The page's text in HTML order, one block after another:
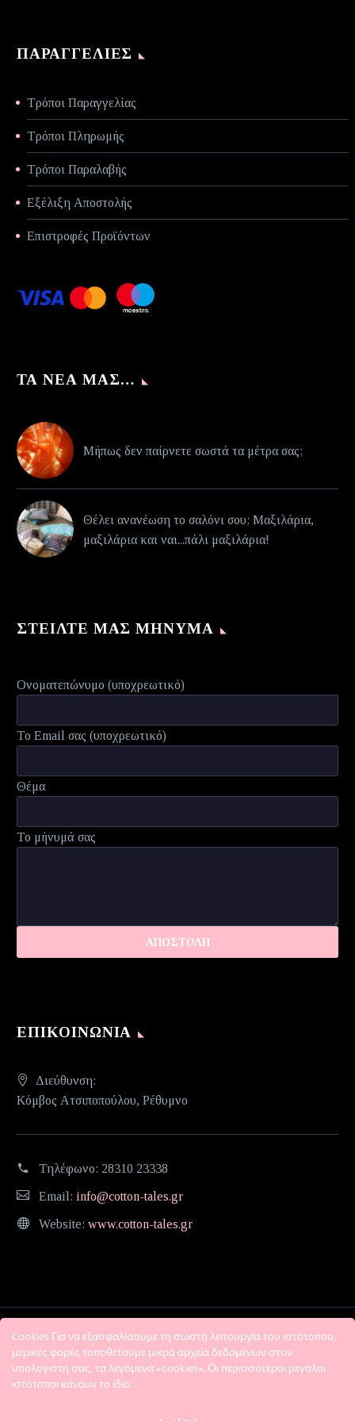
ΠΑΡΑΓΓΕΛΊΕΣ
Τρόποι Παραγγελίας
Τρόποι Πληρωμής
Τρόποι Παραλαβής
Εξέλιξη Αποστολής
Επιστροφές Προϊόντων
ΤΑ ΝΈΑ ΜΑΣ…
Μήπως δεν παίρνετε σωστά τα μέτρα σας;
Θέλει ανανέωση το σαλόνι σου; Μαξιλάρια,
μαξιλάρια και ναι...πάλι μαξιλάρια!
ΣΤΕΊΛΤΕ ΜΑΣ ΜΉΝΥΜΑ
Ονοματεπώνυμο (υποχρεωτικό)
Το Email σας (υποχρεωτικό)
Θέμα
Το μήνυμά σας
ΕΠΙΚΟΙΝΩΝΊΑ
Διεύθυνση:
Κόμβος Ατσιποπούλου, Ρέθυμνο
Τηλέφωνο: 28310 23338
Email: info@cotton-tales.gr
Website: www.cotton-tales.gr
Cookies Για να εξασφαλίσουμε τη σωστή λειτουργία του ιστότοπου,
μερικές φορές τοποθετούμε μικρά αρχεία δεδομένων στον
υπολογιστή σας, τα λεγόμενα «cookies». Οι περισσότεροι μεγάλοι
ιστότοποι κάνουν το ίδιο.